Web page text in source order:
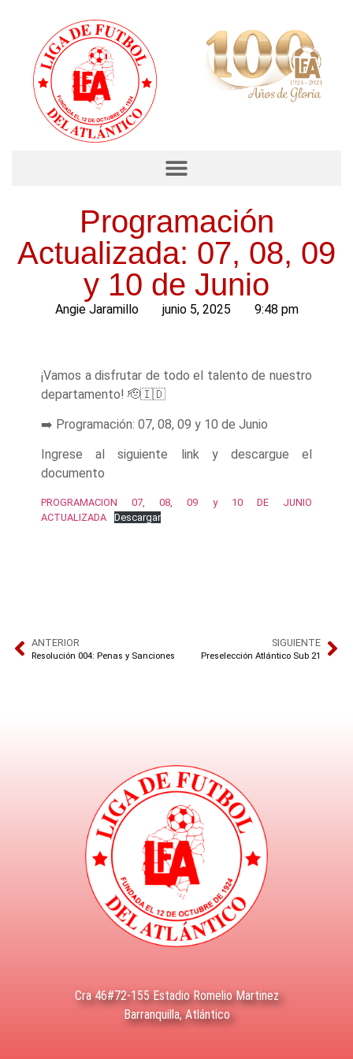
Programación
Actualizada: 07, 08, 09
y 10 de Junio
Angie Jaramillo junio 5, 2025 9:48 pm
¡Vamos a disfrutar de todo el talento de nuestro
departamento! 🫡🇮🇩
➡️ Programación: 07, 08, 09 y 10 de Junio
Ingrese al siguiente link y descargue el
documento
PROGRAMACION 07, 08, 09 y 10 DE JUNIO
ACTUALIZADA
Descargar
ANTERIOR
Resolución 004: Penas y Sanciones
SIGUIENTE
Preselección Atlántico Sub 21
Cra 46#72-155 Estadio Romelio Martinez
Barranquilla, Atlántico